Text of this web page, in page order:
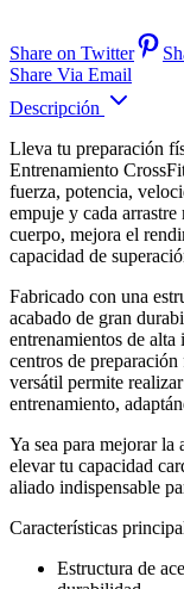
Share on Twitter
Share Via Email
Descripción
Lleva tu preparación
Entrenamiento
fuerza, potencia,
empuje y cada
cuerpo, mejora el
capacidad de
Fabricado con una
acabado de gran
entrenamientos de
centros de
versátil permite
entrenamiento,
Ya sea para mejorar
elevar tu capacidad
aliado indispensable
Características
Estructura de